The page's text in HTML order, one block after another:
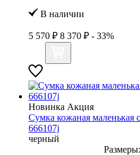
В наличии
5 570 ₽ 8 370 ₽ - 33%
Новинка Акция
Сумка кожаная маленькая
666107j
черный
Размеры: